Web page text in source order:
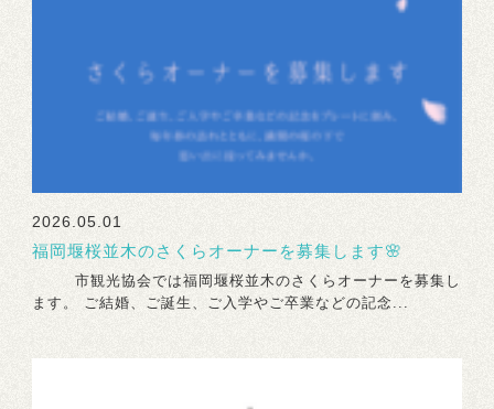
2026.05.01
福岡堰桜並木のさくらオーナーを募集します🌸
市観光協会では福岡堰桜並木のさくらオーナーを募集し
ます。 ご結婚、ご誕生、ご入学やご卒業などの記念...